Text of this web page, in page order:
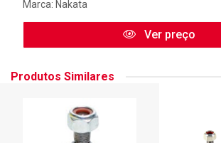
Marca: Nakata
Ver preço
Produtos Similares